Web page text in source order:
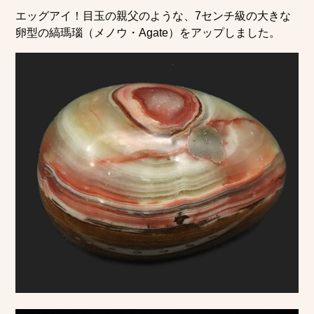
エッグアイ！目玉の親父のような、7センチ級の大きな
卵型の縞瑪瑙（メノウ・Agate）をアップしました。